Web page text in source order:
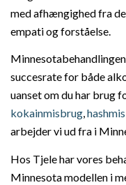
med afhængighed fra
empati og forståelse.
succesrate for både
uanset om du har brug
kokainmisbrug,
arbejder vi ud fra i
Hos Tjele har vores
Minnesota modellen i